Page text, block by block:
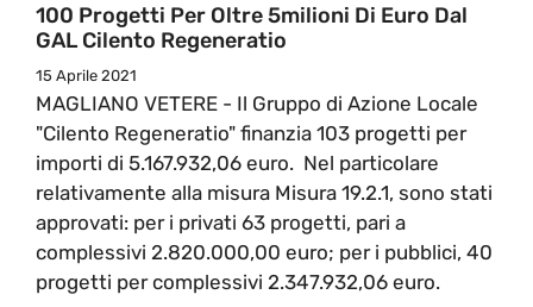
100 Progetti Per Oltre 5milioni Di Euro Dal
GAL Cilento Regeneratio
15 Aprile 2021
MAGLIANO VETERE - Il Gruppo di Azione Locale
"Cilento Regeneratio" finanzia 103 progetti per
importi di 5.167.932,06 euro. Nel particolare
relativamente alla misura Misura 19.2.1, sono stati
approvati: per i privati 63 progetti, pari a
complessivi 2.820.000,00 euro; per i pubblici, 40
progetti per complessivi 2.347.932,06 euro.